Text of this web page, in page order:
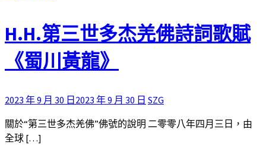
H.H.第三世多杰羌佛詩詞歌賦
《蜀川黃龍》
2023 年 9 月 30 日 2023 年 9 月 30 日 SZG
關於“第三世多杰羌佛”佛號的說明 二零零八年四月三日，由
全球 […]